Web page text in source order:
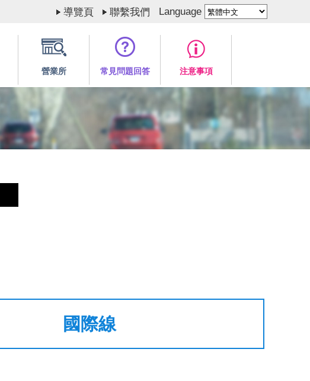
導覽頁 聯繫我們 Language
營業所 常見問題回答 注意事項
國際線